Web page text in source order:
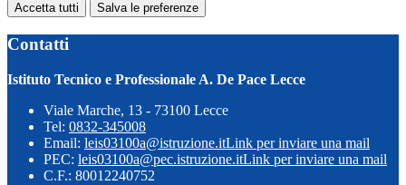
Accetta tutti Salva le preferenze
Contatti
Istituto Tecnico e Professionale A. De Pace Lecce
Viale Marche, 13 - 73100 Lecce
Tel: 0832-345008
Email: leis03100a@istruzione.itLink per inviare una mail
PEC: leis03100a@pec.istruzione.itLink per inviare una mail
C.F.: 80012240752